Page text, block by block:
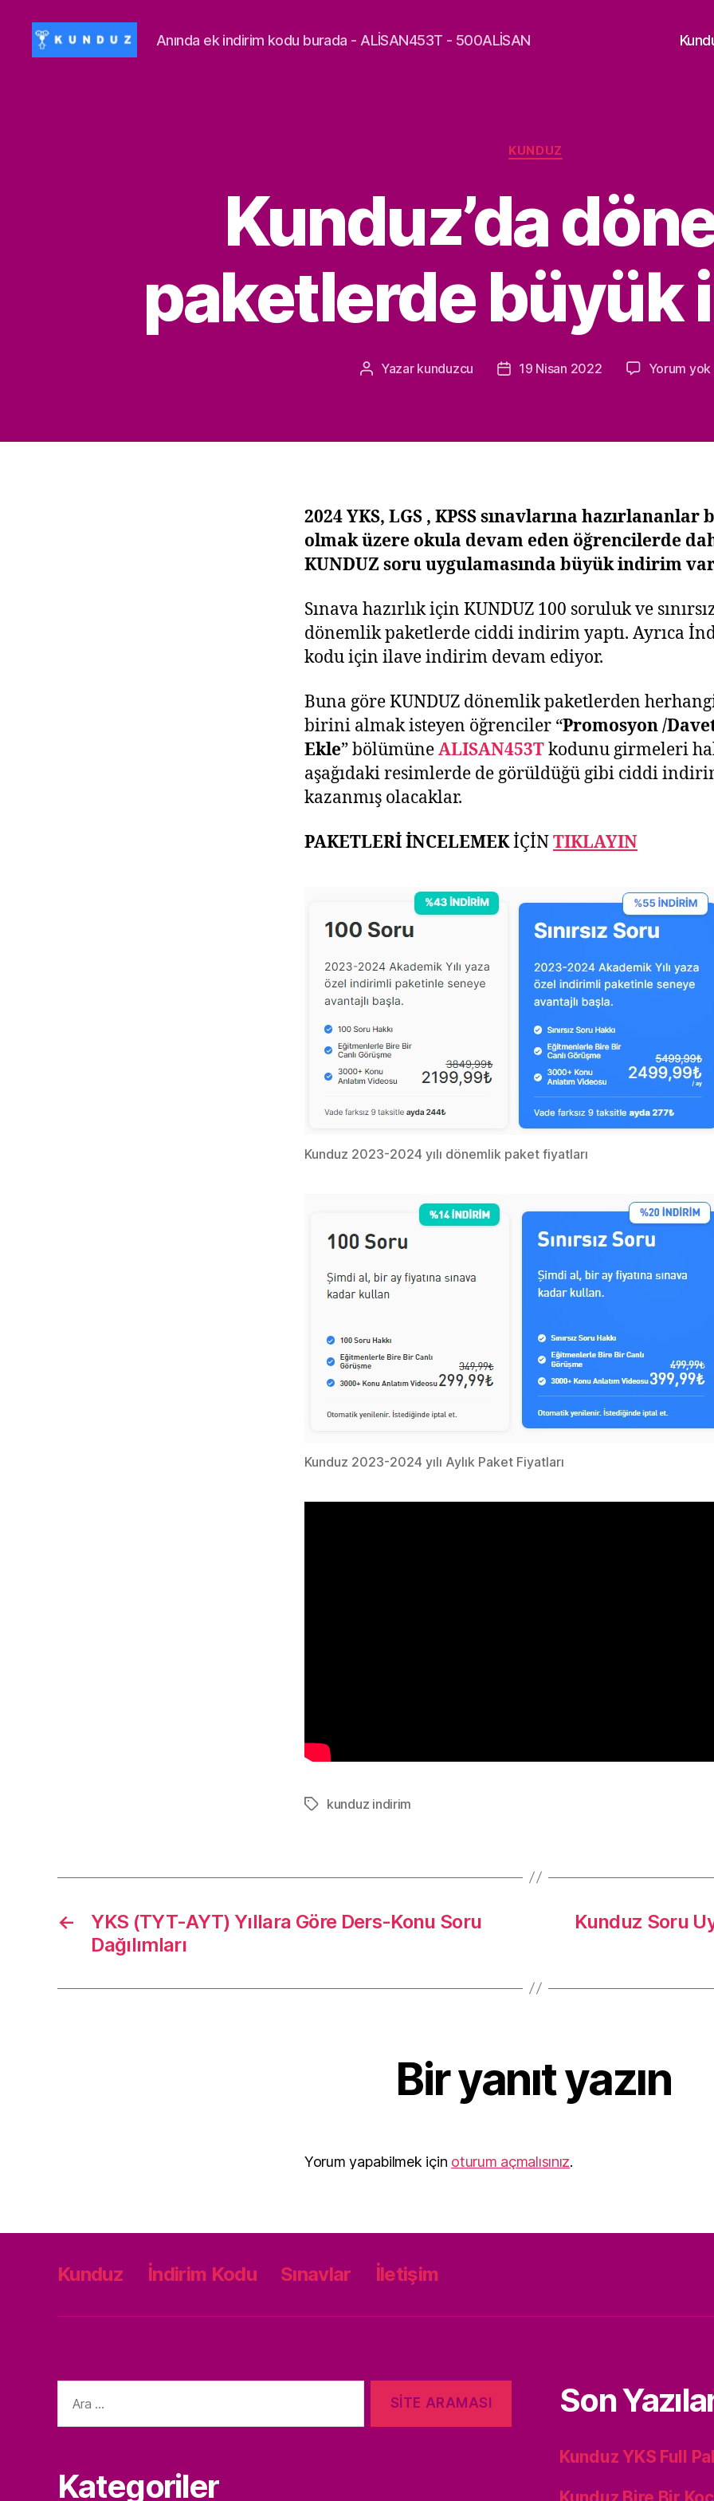
Anında ek indirim kodu burada - ALİSAN453T - 500ALİSAN
Kategoriler
KUNDUZ
Kunduz’da
paketlerde büyük
Yazının
Yazar kunduzcu
Yazı19 Nisan 2022 Yorum yok
2024 YKS, LGS , KPSS sınavlarına hazırlananlar
olmak üzere okula devam eden öğrencilerde
KUNDUZ soru uygulamasında büyük indirim
Sınava hazırlık için KUNDUZ 100 soruluk ve
dönemlik paketlerde ciddi indirim yaptı. Ayrıca
kodu için ilave indirim devam ediyor.
Buna göre KUNDUZ dönemlik paketlerden
birini almak isteyen öğrenciler “Promosyon /
Ekle” bölümüneALISAN453Tkodunu girmeleri
aşağıdaki resimlerde de görüldüğü gibi ciddi
kazanmış olacaklar.
PAKETLERİ İNCELEMEKİÇİNTIKLAYIN
Kunduz 2023-2024 yılı dönemlik paket fiyatları
Kunduz 2023-2024 yılı Aylık Paket Fiyatları
Etiketlerkunduz indirim
←
YKS (TYT-AYT) Yıllara Göre Ders-Konu Soru
Dağılımları
Kunduz Soru
Bir yanıt yazın
Yorum yapabilmek için oturum açmalısınız.
Kunduz İndirim Kodu Sınavlar İletişim
yap:
Kategoriler
Son
Kunduz YKS Full
Kunduz Bire Bir